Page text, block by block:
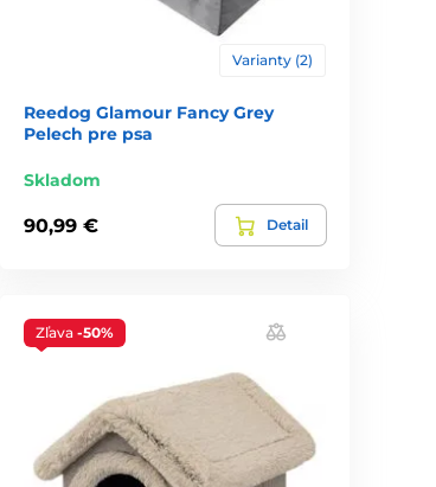
Varianty (2)
Reedog Glamour Fancy Grey
Pelech pre psa
Skladom
90,99 € Detail
Zľava-50%